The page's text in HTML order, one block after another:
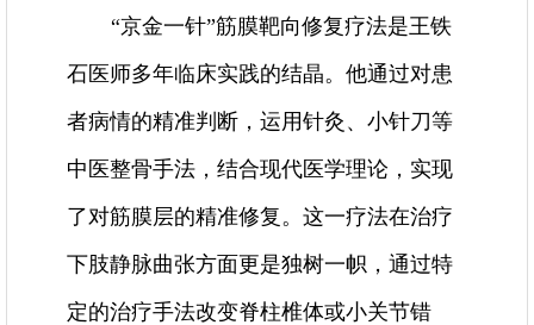
“京金一针”筋膜靶向修复疗法是王铁
石医师多年临床实践的结晶。他通过对患
者病情的精准判断，运用针灸、小针刀等
中医整骨手法，结合现代医学理论，实现
了对筋膜层的精准修复。这一疗法在治疗
下肢静脉曲张方面更是独树一帜，通过特
定的治疗手法改变脊柱椎体或小关节错